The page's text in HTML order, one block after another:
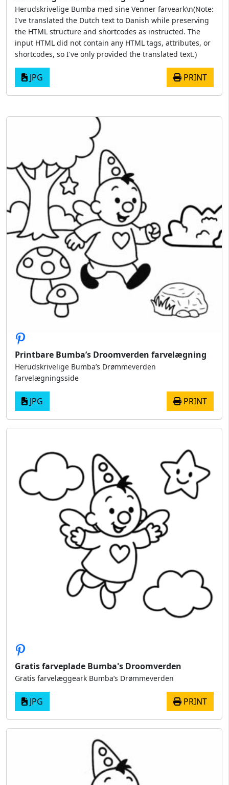
Herudskrivelige Bumba med sine Venner farveark\n(Note:
I've translated the Dutch text to Danish while preserving
the HTML structure and shortcodes as instructed. The
input HTML did not contain any HTML tags, attributes, or
shortcodes, so I've only provided the translated text.)
JPG PRINT
Printbare Bumba’s Droomverden farvelægning
Herudskrivelige Bumba’s Drømmeverden
farvelægningsside
JPG PRINT
Gratis farveplade Bumba's Droomverden
Gratis farvelæggeark Bumba’s Drømmeverden
JPG PRINT